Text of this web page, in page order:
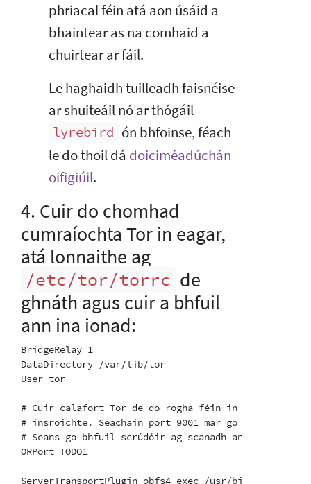
phriacal féin atá aon úsáid a
bhaintear as na comhaid a
chuirtear ar fáil.
Le haghaidh tuilleadh faisnéise
ar shuiteáil nó ar thógáil
lyrebird ón bhfoinse, féach
le do thoil dá doiciméadúchán
oifigiúil.
4. Cuir do chomhad
cumraíochta Tor in eagar,
atá lonnaithe ag
/etc/tor/torrc de
ghnáth agus cuir a bhfuil
ann ina ionad:
BridgeRelay 1
DataDirectory /var/lib/tor
User tor
# Cuir calafort Tor de do rogha féin in ionad
# insroichte. Seachain port 9001 mar go mbaineann
# Seans go bhfuil scrúdóir ag scanadh an Idirlín
ORPort TODO1
ServerTransportPlugin obfs4 exec /usr/bin/obfs4proxy